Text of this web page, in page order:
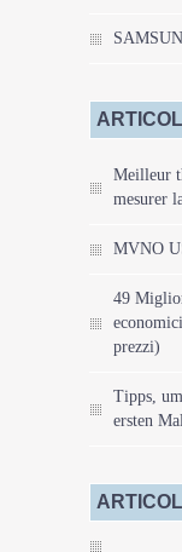
Meilleur
mesurer
MVNO
49
prezzi)
Tipps,
ersten